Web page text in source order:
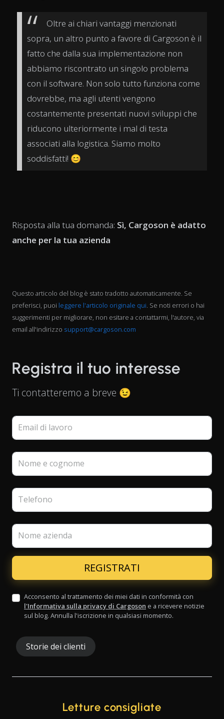
Oltre ai chiari vantaggi menzionati
sopra, un altro punto a favore di Cargoson è il
fatto che dalla sua implementazione non
abbiamo riscontrato un singolo problema
con il software. Non solo tutto funziona come
dovrebbe, ma agli utenti vengono
costantemente presentati nuovi sviluppi che
riducono ulteriormente i mal di testa
associati alla logistica. Siamo molto
soddisfatti! 😊
Risposta alla tua domanda: Sì, Cargoson è adatto
anche per la tua azienda
Questo articolo del blog è stato tradotto automaticamente. Se
preferisci, puoi leggere l'articolo originale qui. Se noti errori o hai
suggerimenti per migliorare, non esitare a contattarmi, l'autore, via
email all'indirizzo support@cargoson.com
Registra il tuo interesse
Ti contatteremo a breve 😉
Email di lavoro
Nome e cognome
Telefono
Nome azienda
Acconsento al trattamento dei miei dati in conformità con
l'Informativa sulla privacy di Cargoson e a ricevere notizie
sul blog. Annulla l'iscrizione in qualsiasi momento.
Storie dei clienti
Letture consigliate